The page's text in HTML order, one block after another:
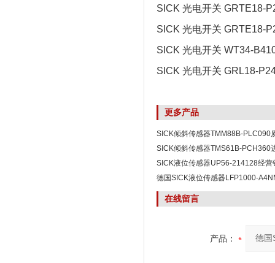
SICK 光电开关 GRTE18-
SICK 光电开关 GRTE18-
SICK 光电开关 WT34-
SICK 光电开关 GRL18-
更多产品
SICK倾斜传感器TMM88B-PLC090
SICK倾斜传感器TMS61B-PCH360
SICK液位传感器UP56-214128经营
德国SICK液位传感器LFP1000-
在线留言
产品：